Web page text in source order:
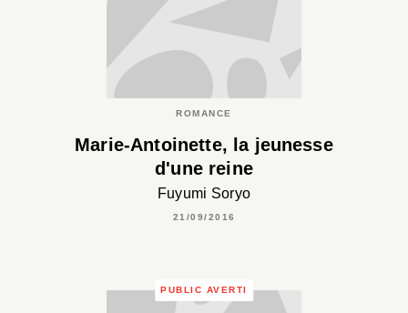
ROMANCE
Marie-Antoinette, la jeunesse
d'une reine
Fuyumi Soryo
21/09/2016
PUBLIC AVERTI